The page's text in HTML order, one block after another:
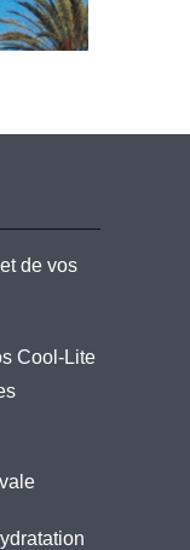
de vos
Cool-Lite